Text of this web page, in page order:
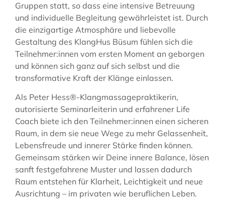
Gruppen statt, so dass eine intensive Betreuung
und individuelle Begleitung gewährleistet ist. Durch
die einzigartige Atmosphäre und liebevolle
Gestaltung des KlangHus Büsum fühlen sich die
Teilnehmer:innen vom ersten Moment an geborgen
und können sich ganz auf sich selbst und die
transformative Kraft der Klänge einlassen.
Als Peter Hess®-Klangmassagepraktikerin,
autorisierte Seminarleiterin und erfahrener Life
Coach biete ich den Teilnehmer:innen einen sicheren
Raum, in dem sie neue Wege zu mehr Gelassenheit,
Lebensfreude und innerer Stärke finden können.
Gemeinsam stärken wir Deine innere Balance, lösen
sanft festgefahrene Muster und lassen dadurch
Raum entstehen für Klarheit, Leichtigkeit und neue
Ausrichtung – im privaten wie beruflichen Leben.